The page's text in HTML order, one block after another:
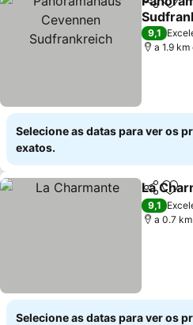
Partilhar
9,1
a 1.9
Selecione as datas para ver os
exatos.
Partilhar
La
9,1
a 0.7
Selecione as datas para ver os